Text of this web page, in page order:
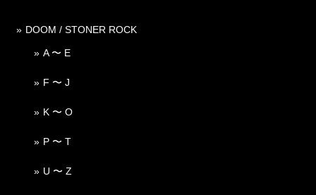
DOOM / STONER ROCK
A 〜 E
F 〜 J
K 〜 O
P 〜 T
U 〜 Z